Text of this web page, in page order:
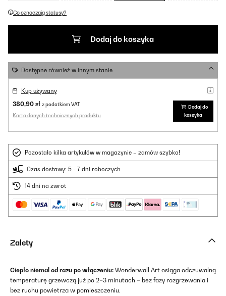
Co oznaczają statusy?
Dodaj do koszyka
Dostępne również w innym stanie
Kup używany
380,90 zł z podatkiem VAT
Karta danych technicznych produktu
Dodaj do
koszyka
Pozostało kilka artykułów w magazynie – zamów szybko!
Czas dostawy: 5 - 7 dni roboczych
14 dni na zwrot
Zalety
Ciepło niemal od razu po włączeniu: Wonderwall Art osiąga odczuwalną
temperaturę grzewczą już po 2–3 minutach – bez fazy rozgrzewania i
bez ruchu powietrza w pomieszczeniu.